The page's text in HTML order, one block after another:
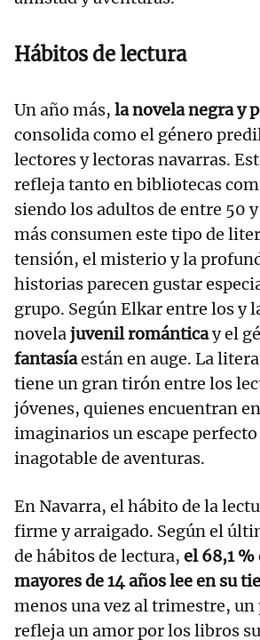
Hábitos de lectura
Un año más, la novela negra y
consolida como el género
lectores y lectoras navarras.
refleja tanto en bibliotecas
siendo los adultos de entre 50
más consumen este tipo de
tensión, el misterio y la
historias parecen gustar
grupo. Según Elkar entre los y
novelajuvenil románticay el
fantasíaestán en auge. La
tiene un gran tirón entre los
jóvenes, quienes encuentran
imaginarios un escape
inagotable de aventuras.
En Navarra, el hábito de la
firme y arraigado. Según el
de hábitos de lectura, el 68,1 %
mayores de 14 años lee en su
menos una vez al trimestre, un
refleja un amor por los libros